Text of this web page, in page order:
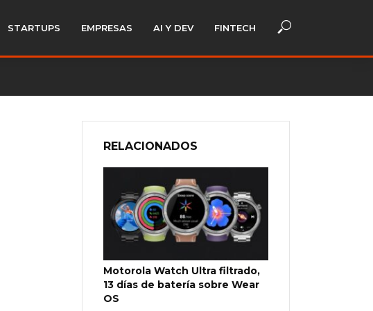
STARTUPS EMPRESAS AI Y DEV FINTECH
RELACIONADOS
Motorola Watch Ultra filtrado,
13 días de batería sobre Wear
OS